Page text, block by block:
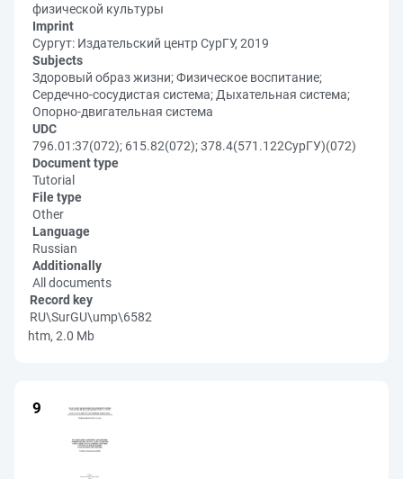
физической культуры
Imprint
Сургут: Издательский центр СурГУ, 2019
Subjects
Здоровый образ жизни; Физическое воспитание;
Сердечно-сосудистая система; Дыхательная система;
Опорно-двигательная система
UDC
796.01:37(072); 615.82(072); 378.4(571.122СурГУ)(072)
Document type
Tutorial
File type
Other
Language
Russian
Additionally
All documents
Record key
RU\SurGU\ump\6582
htm, 2.0 Mb